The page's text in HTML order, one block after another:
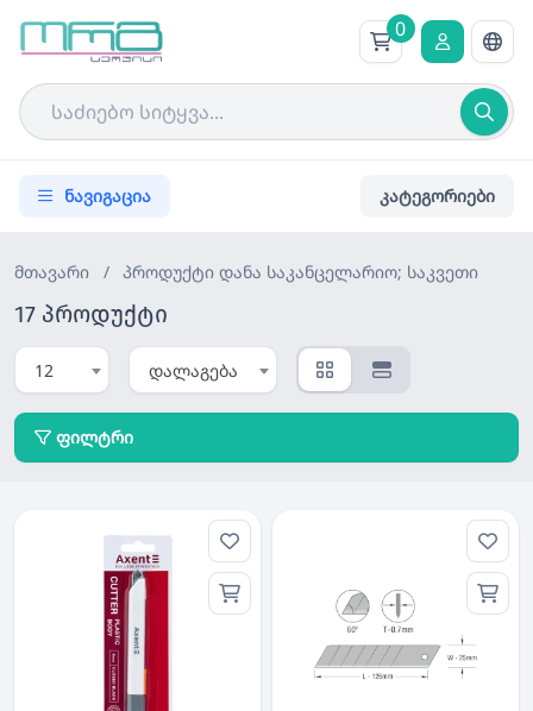
0
ნავიგაცია კატეგორიები
მთავარი / პროდუქტი დანა საკანცელარიო; საკვეთი
17 პროდუქტი
12 დალაგება
ფილტრი